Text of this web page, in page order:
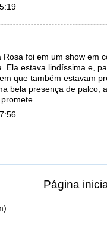
Rosa foi em um show em
Ela estava lindíssima e,
que também estavam
bela presença de palco,
Página